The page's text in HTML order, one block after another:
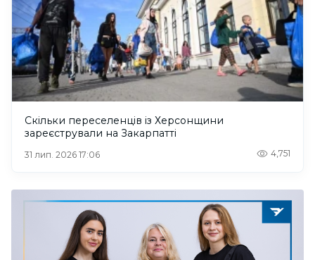
Скільки переселенців із Херсонщини
зареєстрували на Закарпатті
31 лип. 2026 17:06 4,751